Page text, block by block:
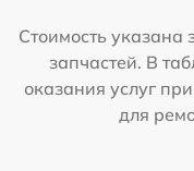
Стоимость указана
запчастей. В
оказания услуг
для